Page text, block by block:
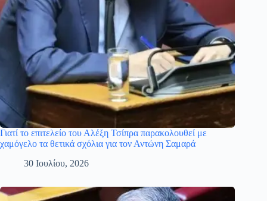
Γιατί το επιτελείο του Αλέξη Τσίπρα παρακολουθεί με
χαμόγελο τα θετικά σχόλια για τον Αντώνη Σαμαρά
30 Ιουλίου, 2026